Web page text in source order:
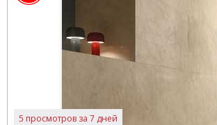
5 просмотров за 7 дней